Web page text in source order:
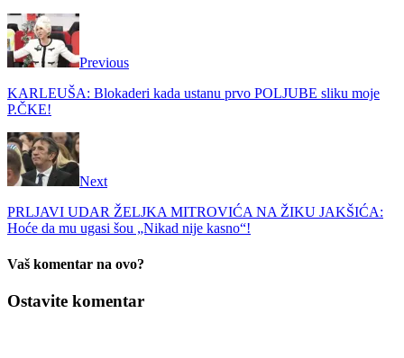
Previous
KARLEUŠA: Blokaderi kada ustanu prvo POLJUBE sliku moje
P.ČKE!
Next
PRLJAVI UDAR ŽELJKA MITROVIĆA NA ŽIKU JAKŠIĆA:
Hoće da mu ugasi šou „Nikad nije kasno“!
Vaš komentar na ovo?
Ostavite komentar